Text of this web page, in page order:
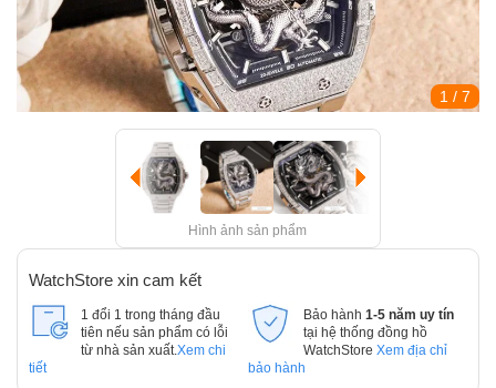
1 / 7
Hình ảnh sản phẩm
WatchStore xin cam kết
1 đổi 1 trong tháng đầu
tiên nếu sản phẩm có lỗi
từ nhà sản xuất. Xem chi
tiết
Bảo hành 1-5 năm uy tín
tại hệ thống đồng hồ
WatchStore Xem địa chỉ
bảo hành